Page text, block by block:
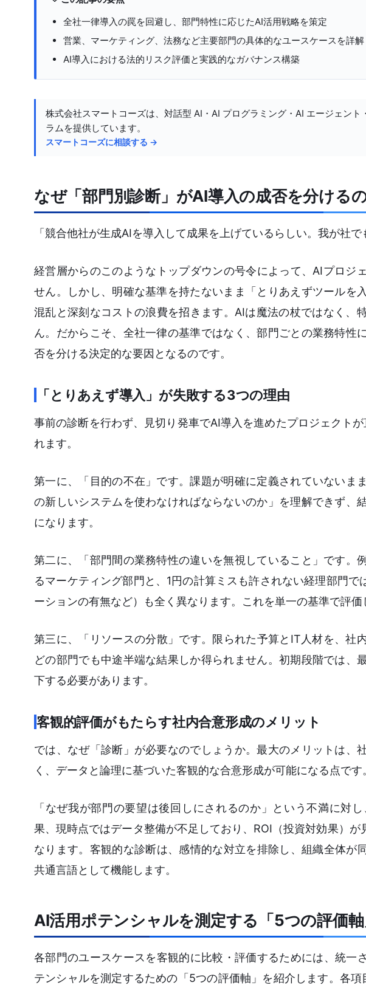
全社一律導入の罠を回避し、部門特性に応じたAI活用戦略を策定
営業、マーケティング、法務など主要部門の具体的なユースケースを詳解
AI導入における法的リスク評価と実践的なガバナンス構築
株式会社スマートコーズは、対話型 AI・AI プログラミング・AI エージェン
ラムを提供しています。
スマートコーズに相談する →
なぜ「部門別診断」がAI導入の成否を分ける
「競合他社が生成AIを導入して成果を上げているらしい。我が社で
経営層からのこのようなトップダウンの号令によって、AIプロジ
せん。しかし、明確な基準を持たないまま「とりあえずツールを
混乱と深刻なコストの浪費を招きます。AIは魔法の杖ではなく、
ん。だからこそ、全社一律の基準ではなく、部門ごとの業務特性
否を分ける決定的な要因となるのです。
「とりあえず導入」が失敗する3つの理由
事前の診断を行わず、見切り発車でAI導入を進めたプロジェクト
れます。
第一に、「目的の不在」です。課題が明確に定義されていないま
の新しいシステムを使わなければならないのか」を理解できず、
になります。
第二に、「部門間の業務特性の違いを無視していること」です。
るマーケティング部門と、1円の計算ミスも許されない経理部門
ーションの有無など）も全く異なります。これを単一の基準で評
第三に、「リソースの分散」です。限られた予算とIT人材を、社
どの部門でも中途半端な結果しか得られません。初期段階では、
下する必要があります。
客観的評価がもたらす社内合意形成のメリット
では、なぜ「診断」が必要なのでしょうか。最大のメリットは、
く、データと論理に基づいた客観的な合意形成が可能になる点です
「なぜ我が部門の要望は後回しにされるのか」という不満に対
果、現時点ではデータ整備が不足しており、ROI（投資対効果）
なります。客観的な診断は、感情的な対立を排除し、組織全体が
共通言語として機能します。
AI活用ポテンシャルを測定する「5つの評価
各部門のユースケースを客観的に比較・評価するためには、統一
テンシャルを測定するための「5つの評価軸」を紹介します。各